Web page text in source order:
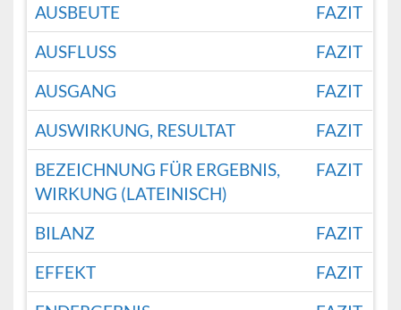
AUSBEUTE
FAZIT
AUSFLUSS
FAZIT
AUSGANG
FAZIT
AUSWIRKUNG, RESULTAT
FAZIT
BEZEICHNUNG FÜR ERGEBNIS,
WIRKUNG (LATEINISCH)
FAZIT
BILANZ
FAZIT
EFFEKT
FAZIT